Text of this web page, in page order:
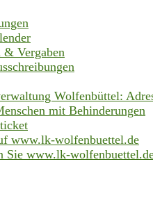
& Vergaben
Wolfenbüttel:
mit Behinderungen
www.lk-wolfenbuettel.de
Sie www.lk-